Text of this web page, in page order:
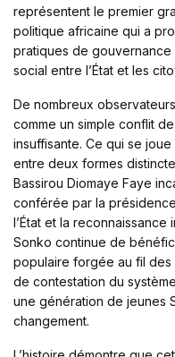
représentent le premier
politique africaine qui a
pratiques de
social entre l’État et les
De nombreux
comme un simple conflit
insuffisante. Ce qui se
entre deux formes
Bassirou Diomaye Faye
conférée par la
l’État et la reconnaissance
Sonko continue de
populaire forgée au fil des
de contestation du
une génération de jeunes
changement.